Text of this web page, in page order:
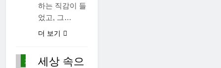
하는 직감이 들
었고, 그…
더 보기
야
기
세상 속으